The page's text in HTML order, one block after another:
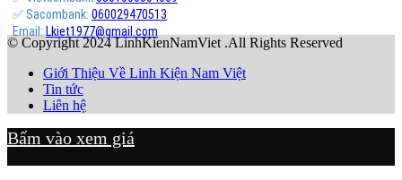
✅ Sacombank: 060029470513
Email: Lkiet1977@gmail.com
© Copyright 2024 LinhKienNamViet .All Rights Reserved
Giới Thiệu Về Linh Kiện Nam Việt
Tin tức
Liên hệ
Bấm vào xem giá